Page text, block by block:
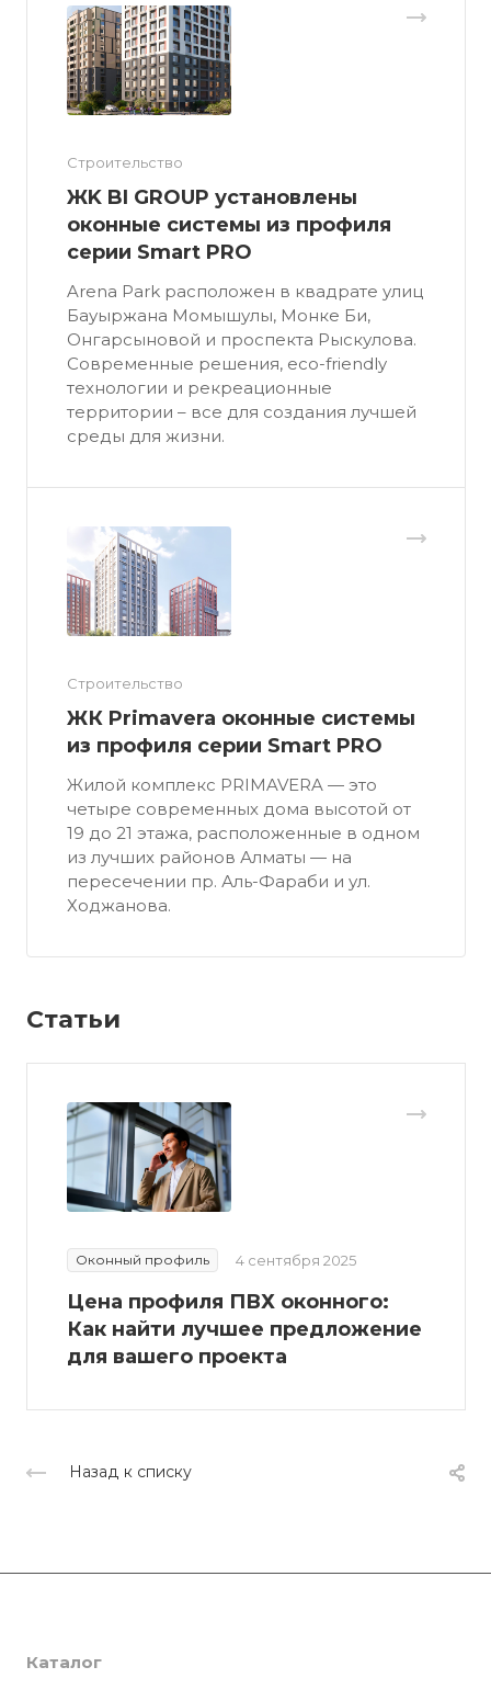
Строительство
ЖK BI GROUP установлены
оконные системы из профиля
серии Smart PRO
Arena Park расположен в квадрате улиц
Бауыржана Момышулы, Монке Би,
Онгарсыновой и проспекта Рыскулова.
Современные решения, eco-friendly
технологии и рекреационные
территории – все для создания лучшей
среды для жизни.
Строительство
ЖК Primavera оконные системы
из профиля серии Smart PRO
Жилой комплекс PRIMAVERA — это
четыре современных дома высотой от
19 до 21 этажа, расположенные в одном
из лучших районов Алматы — на
пересечении пр. Аль-Фараби и ул.
Ходжанова.
Статьи
Оконный профиль 4 сентября 2025
Цена профиля ПВХ оконного:
Как найти лучшее предложение
для вашего проекта
Назад к списку
О компании
Каталог